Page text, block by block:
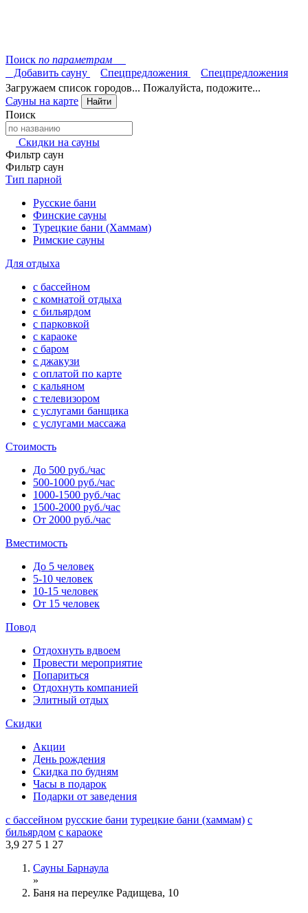
Поиск по параметрам
Добавить сауну
Спецпредложения
Спецпредложения
Загружаем список городов... Пожалуйста, подожите...
Сауны на карте
Найти
Поиск
Скидки на сауны
Фильтр саун
Фильтр саун
Тип парной
Русские бани
Финские сауны
Турецкие бани (Хаммам)
Римские сауны
Для отдыха
с бассейном
с комнатой отдыха
с бильярдом
с парковкой
с караоке
с баром
с джакузи
с оплатой по карте
с кальяном
с телевизором
с услугами банщика
с услугами массажа
Стоимость
До 500 руб./час
500-1000 руб./час
1000-1500 руб./час
1500-2000 руб./час
От 2000 руб./час
Вместимость
До 5 человек
5-10 человек
10-15 человек
От 15 человек
Повод
Отдохнуть вдвоем
Провести мероприятие
Попариться
Отдохнуть компанией
Элитный отдых
Скидки
Акции
День рождения
Скидка по будням
Часы в подарок
Подарки от заведения
с бассейном русские бани турецкие бани (хаммам) с
бильярдом с караоке
3,9 27 5 1 27
Сауны Барнаула
»
Баня на переулке Радищева, 10